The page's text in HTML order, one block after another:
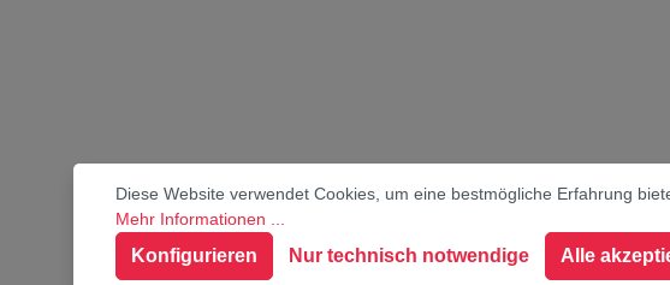
Social Media
Diese Website verwendet Cookies, um eine bestmögliche Erfahrung
Mehr Informationen ...
Nur technisch notwendige
Konfigurieren Alle